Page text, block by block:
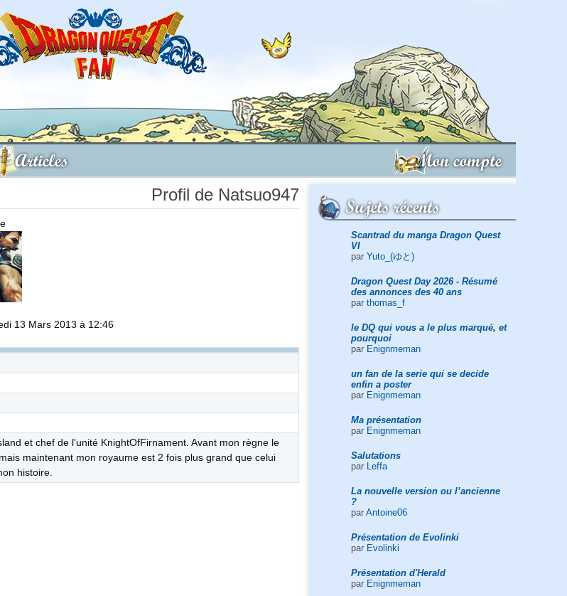
Articles Mon compte
Sujets récents
Scantrad du manga Dragon Quest
VI
par Yuto_(ゆと)
Dragon Quest Day 2026 - Résumé
des annonces des 40 ans
par thomas_f
le DQ qui vous a le plus marqué, et
pourquoi
par Enignmeman
un fan de la serie qui se decide
enfin a poster
par Enignmeman
Ma présentation
par Enignmeman
Salutations
par
Leffa
La nouvelle version ou l’ancienne
?
par Antoine06
Présentation de Evolinki
par Evolinki
Présentation d'Herald
par Enignmeman
Profil de Natsuo947
13 Mars 2013 à 12:46
et chef de l'unité KnightOfFirnament. Avant mon règne le
maintenant mon royaume est 2 fois plus grand que celui
histoire.